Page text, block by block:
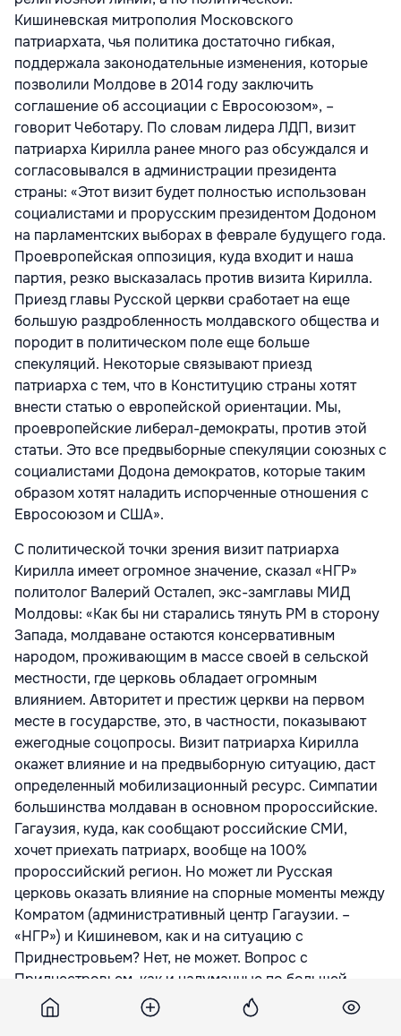
Кишиневская митрополия Московского
патриархата, чья политика достаточно гибкая,
поддержала законодательные изменения, которые
позволили Молдове в 2014 году заключить
соглашение об ассоциации с Евросоюзом», –
говорит Чеботару. По словам лидера ЛДП, визит
патриарха Кирилла ранее много раз обсуждался и
согласовывался в администрации президента
страны: «Этот визит будет полностью использован
социалистами и прорусским президентом Додоном
на парламентских выборах в феврале будущего года.
Проевропейская оппозиция, куда входит и наша
партия, резко высказалась против визита Кирилла.
Приезд главы Русской церкви сработает на еще
большую раздробленность молдавского общества и
породит в политическом поле еще больше
спекуляций. Некоторые связывают приезд
патриарха с тем, что в Конституцию страны хотят
внести статью о европейской ориентации. Мы,
проевропейские либерал-демократы, против этой
статьи. Это все предвыборные спекуляции союзных с
социалистами Додона демократов, которые таким
образом хотят наладить испорченные отношения с
Евросоюзом и США».
С политической точки зрения визит патриарха
Кирилла имеет огромное значение, сказал «НГР»
политолог Валерий Осталеп, экс-замглавы МИД
Молдовы: «Как бы ни старались тянуть РМ в сторону
Запада, молдаване остаются консервативным
народом, проживающим в массе своей в сельской
местности, где церковь обладает огромным
влиянием. Авторитет и престиж церкви на первом
месте в государстве, это, в частности, показывают
ежегодные соцопросы. Визит патриарха Кирилла
окажет влияние и на предвыборную ситуацию, даст
определенный мобилизационный ресурс. Симпатии
большинства молдаван в основном пророссийские.
Гагаузия, куда, как сообщают российские СМИ,
хочет приехать патриарх, вообще на 100%
пророссийский регион. Но может ли Русская
церковь оказать влияние на спорные моменты между
Комратом (административный центр Гагаузии. –
«НГР») и Кишиневом, как и на ситуацию с
Приднестровьем? Нет, не может. Вопрос с
Приднестровьем, как и надуманные по большей
части проблемы Кишинева с Гагаузией, – это игры
политиков из Кишинева, Комрата и Тирасполя».